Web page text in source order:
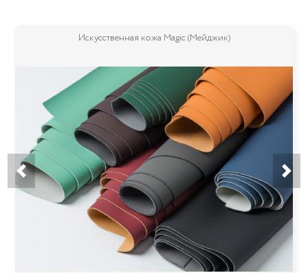
Искусственная кожа Magic (Мейджик)